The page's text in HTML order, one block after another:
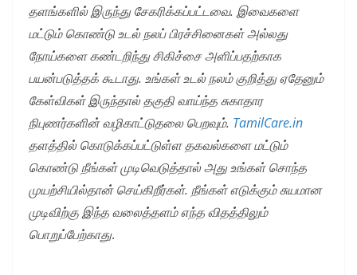
தளங்களில் இருந்து சேகரிக்கப்பட்டவை. இவைகளை
மட்டும் கொண்டு உடல் நலப் பிரச்சினைகள் அல்லது
நோய்களை கண்டறிந்து சிகிச்சை அளிப்பதற்காக
பயன்படுத்தக் கூடாது. உங்கள் உடல் நலம் குறித்து ஏதேனும்
கேள்விகள் இருந்தால் தகுதி வாய்ந்த சுகாதார
நிபுணர்களின் வழிகாட்டுதலை பெறவும். TamilCare.in
தளத்தில் கொடுக்கப்பட்டுள்ள தகவல்களை மட்டும்
கொண்டு நீங்கள் முடிவெடுத்தால் அது உங்கள் சொந்த
முயற்சியில்தான் செய்கிறீர்கள். நீங்கள் எடுக்கும் சுயமான
முடிவிற்கு இந்த வலைத்தளம் எந்த விதத்திலும்
பொறுப்பேற்காது.